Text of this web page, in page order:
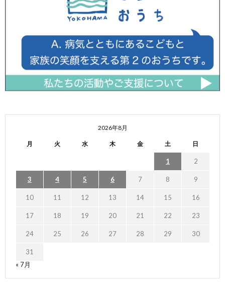
2026年8月
月 火 水 木 金 土 日
1 2
3 4 5 6 7 8 9
10 11 12 13 14 15 16
17 18 19 20 21 22 23
24 25 26 27 28 29 30
31
« 7月